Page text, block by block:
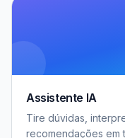
Assistente IA
Tire dúvidas,
recomendações em